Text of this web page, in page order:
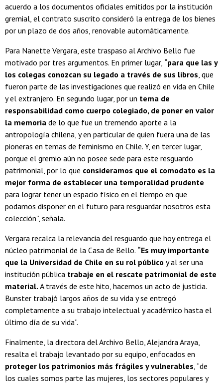
acuerdo a los documentos oficiales emitidos por la institución
gremial, el contrato suscrito consideró la entrega de los bienes
por un plazo de dos años, renovable automáticamente.
Para Nanette Vergara, este traspaso al Archivo Bello fue
motivado por tres argumentos. En primer lugar, “para que las y
los colegas conozcan su legado a través de sus libros , que
fueron parte de las investigaciones que realizó en vida en Chile
y el extranjero. En segundo lugar, por un tema de
responsabilidad como cuerpo colegiado, de poner en valor
la memoria de lo que fue un tremendo aporte a la
antropología chilena, y en particular de quien fuera una de las
pioneras en temas de feminismo en Chile. Y, en tercer lugar,
porque el gremio aún no posee sede para este resguardo
patrimonial, por lo que consideramos que el comodato es la
mejor forma de establecer una temporalidad prudente
para lograr tener un espacio físico en el tiempo en que
podamos disponer en el futuro para resguardar nosotros esta
colección”, señala.
Vergara recalca la relevancia del resguardo que hoy entrega el
núcleo patrimonial de la Casa de Bello. “Es muy importante
que la Universidad de Chile en su rol público y al ser una
institución pública trabaje en el rescate patrimonial de este
material. A través de este hito, hacemos un acto de justicia.
Bunster trabajó largos años de su vida y se entregó
completamente a su trabajo intelectual y académico hasta el
último día de su vida”.
Finalmente, la directora del Archivo Bello, Alejandra Araya,
resalta el trabajo levantado por su equipo, enfocados en
proteger los patrimonios más frágiles y vulnerables , “de
los cuales somos parte las mujeres, los sectores populares y